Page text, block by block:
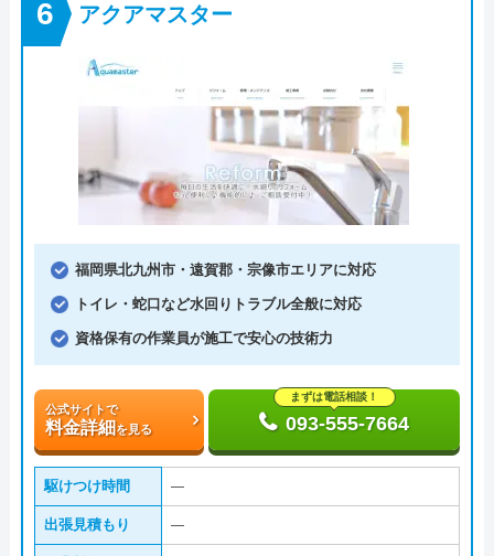
アクアマスター
福岡県北九州市・遠賀郡・宗像市エリアに対応
トイレ・蛇口など水回りトラブル全般に対応
資格保有の作業員が施工で安心の技術力
公式サイトで
料金詳細を見る
まずは電話相談！
093-555-7664
駆けつけ時間 ―
出張見積もり ―